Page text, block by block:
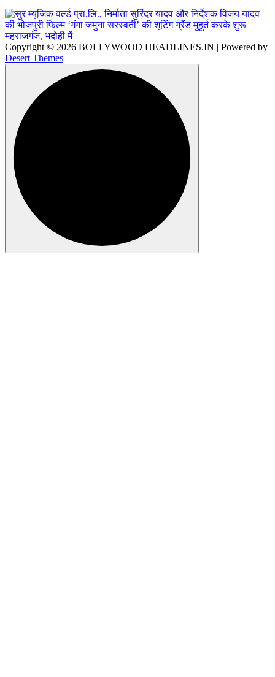
Copyright © 2026 BOLLYWOOD HEADLINES.IN | Powered by
Desert Themes